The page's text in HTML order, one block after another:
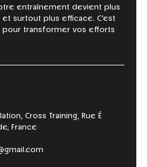
entraînement devient plus
surtout plus efficace. C’est
transformer vos efforts
Cross Training, Rue É
France